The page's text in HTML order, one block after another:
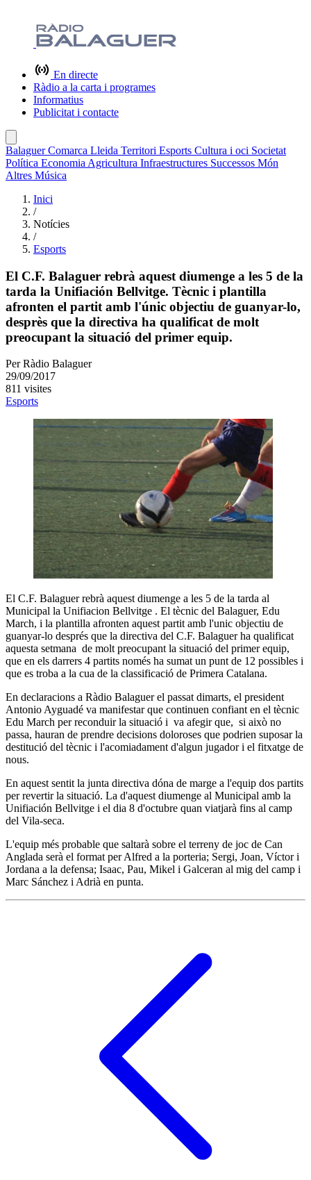
En directe
Ràdio a la carta i programes
Informatius
Publicitat i contacte
BalaguerComarca Lleida Territori Esports Cultura i oci Societat
Política Economia Agricultura Infraestructures Successos Món
Altres Música
Inici
/
Notícies
/
Esports
El C.F. Balaguer rebrà aquest diumenge a les 5 de la
tarda la Unifiación Bellvitge. Tècnic i plantilla
afronten el partit amb l'únic objectiu de guanyar-lo,
desprès que la directiva ha qualificat de molt
preocupant la situació del primer equip.
Per Ràdio Balaguer
29/09/2017
811 visites
Esports
El C.F. Balaguer rebrà aquest diumenge a les 5 de la tarda al
Municipal la Unifiacion Bellvitge . El tècnic del Balaguer, Edu
March, i la plantilla afronten aquest partit amb l'unic objectiu de
guanyar-lo després que la directiva del C.F. Balaguer ha qualificat
aquesta setmana de molt preocupant la situació del primer equip,
que en els darrers 4 partits només ha sumat un punt de 12 possibles i
que es troba a la cua de la classificació de Primera Catalana.
En declaracions a Ràdio Balaguer el passat dimarts, el president
Antonio Ayguadé va manifestar que continuen confiant en el tècnic
Edu March per reconduir la situació i va afegir que, si això no
passa, hauran de prendre decisions doloroses que podrien suposar la
destitució del tècnic i l'acomiadament d'algun jugador i el fitxatge de
nous.
En aquest sentit la junta directiva dóna de marge a l'equip dos partits
per revertir la situació. La d'aquest diumenge al Municipal amb la
Unifiación Bellvitge i el dia 8 d'octubre quan viatjarà fins al camp
del Vila-seca.
L'equip més probable que saltarà sobre el terreny de joc de Can
Anglada serà el format per Alfred a la porteria; Sergi, Joan, Víctor i
Jordana a la defensa; Isaac, Pau, Mikel i Galceran al mig del camp i
Marc Sánchez i Adrià en punta.